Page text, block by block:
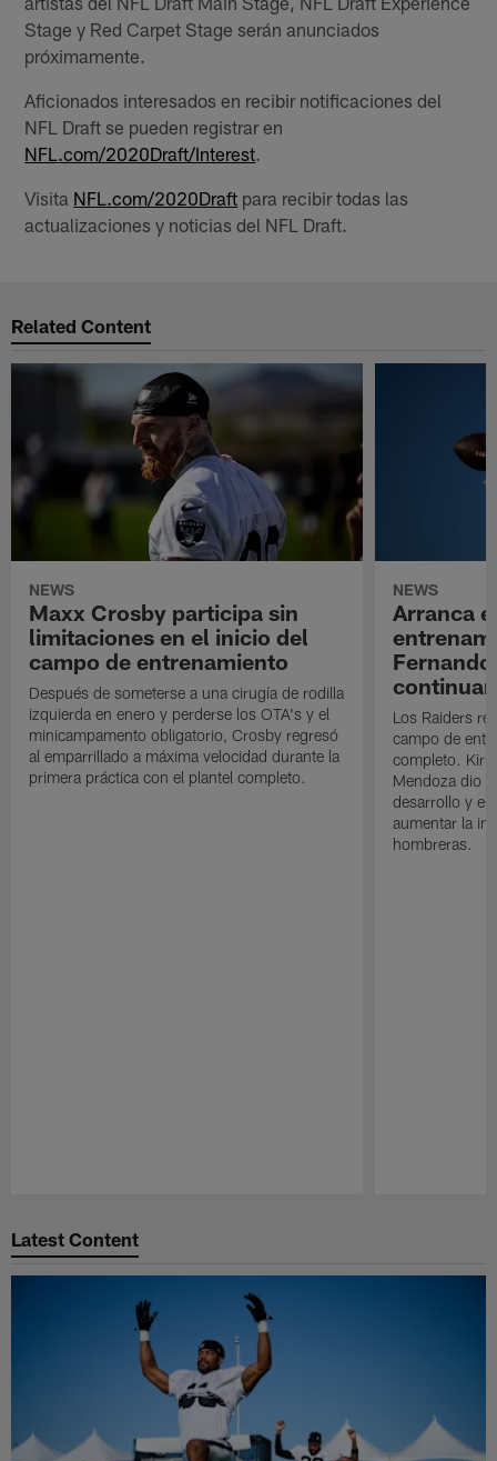
Stage y Red Carpet Stage serán anunciados
próximamente.
Aficionados interesados en recibir notificaciones del
NFL Draft se pueden registrar en
NFL.com/2020Draft/Interest
Visita NFL.com/2020Draft para recibir todas las
actualizaciones y noticias del NFL Draft.
Related Content
NEWS
Maxx Crosby participa sin
limitaciones en el inicio del
campo de entrenamiento
Después de someterse a una cirugía de rodilla
izquierda en enero y perderse los OTA's y el
minicampamento obligatorio, Crosby regresó
al emparrillado a máxima velocidad durante la
primera práctica con el plantel completo.
NEWS
Arranca
Los Raiders
campo de
completo. Kirk
Mendoza dio
desarrollo y el
aumentar la
hombreras.
Latest Content